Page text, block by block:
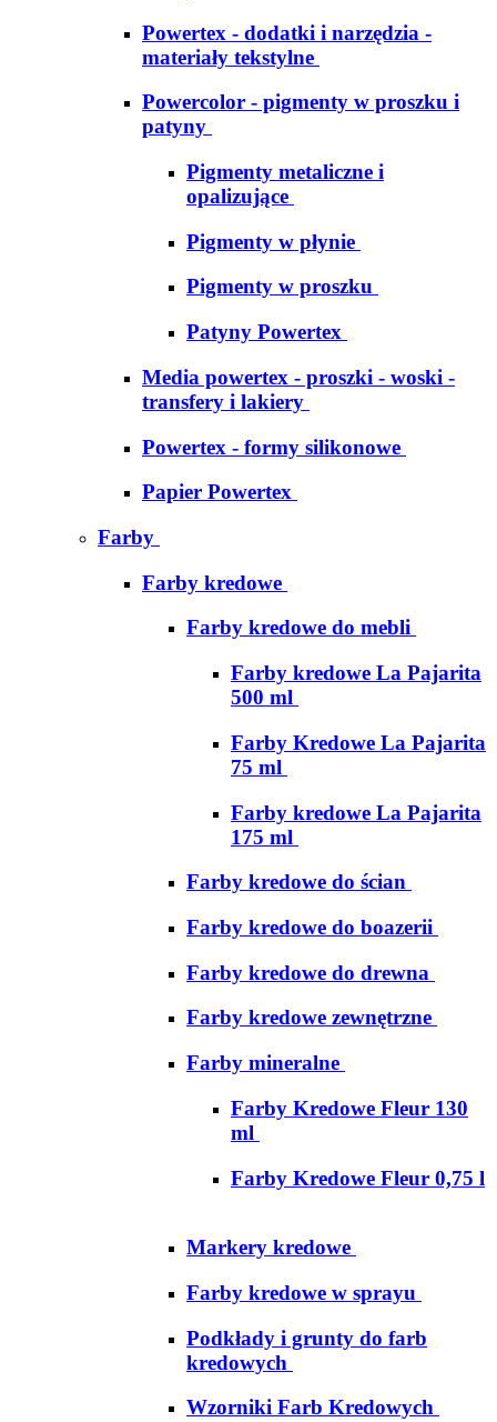
Powertex - dodatki i narzędzia -
materiały tekstylne
Powercolor - pigmenty w proszku i
patyny
Pigmenty metaliczne i
opalizujące
Pigmenty w płynie
Pigmenty w proszku
Patyny Powertex
Media powertex - proszki - woski -
transfery i lakiery
Powertex - formy silikonowe
Papier Powertex
Farby
Farby kredowe
Farby kredowe do mebli
Farby kredowe La Pajarita
500 ml
Farby Kredowe La Pajarita
75 ml
Farby kredowe La Pajarita
175 ml
Farby kredowe do ścian
Farby kredowe do boazerii
Farby kredowe do drewna
Farby kredowe zewnętrzne
Farby mineralne
Farby Kredowe Fleur 130
ml
Farby Kredowe Fleur 0,75 l
Markery kredowe
Farby kredowe w sprayu
Podkłady i grunty do farb
kredowych
Wzorniki Farb Kredowych